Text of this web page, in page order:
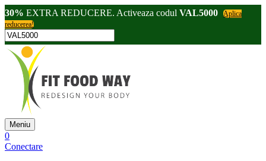
30% EXTRA REDUCERE. Activeaza codul VAL5000
Aplica
reducerea!
Meniu
0
Conectare